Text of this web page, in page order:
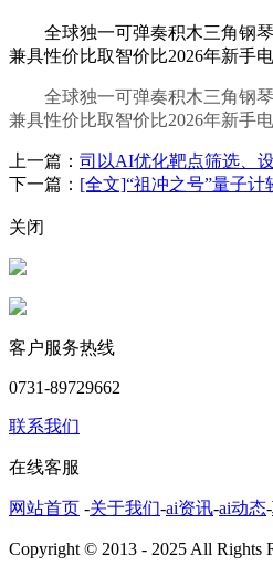
全球独一可弹奏积木三角钢琴
兼具性价比取智价比2026年新手
全球独一可弹奏积木三角钢琴
兼具性价比取智价比2026年新手
上一篇： 司以AI优化靶点筛选、
下一篇： [全文]“祖冲之号”量子
关闭
客户服务热线
0731-89729662
联系我们
在线客服
网站首页 -关于我们-ai资讯-ai动态-
Copyright © 2013 - 2025 All Rights